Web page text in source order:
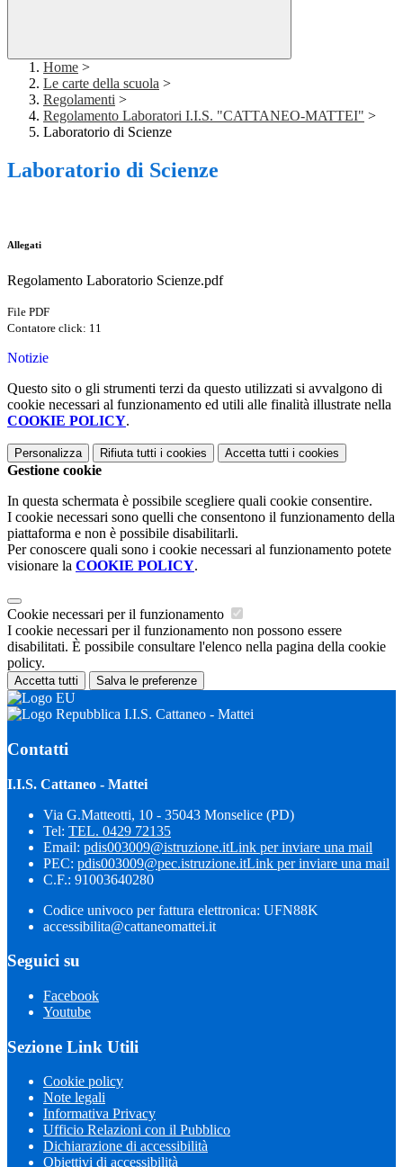
Home >
Le carte della scuola >
Regolamenti >
Regolamento Laboratori I.I.S. "CATTANEO-MATTEI" >
Laboratorio di Scienze
Laboratorio di Scienze
Allegati
Regolamento Laboratorio Scienze.pdf
File PDF
Contatore click: 11
Notizie
Questo sito o gli strumenti terzi da questo utilizzati si avvalgono di
cookie necessari al funzionamento ed utili alle finalità illustrate nella
COOKIE POLICY.
Personalizza Rifiuta tutti i cookies Accetta tutti i cookies
Gestione cookie
In questa schermata è possibile scegliere quali cookie consentire.
I cookie necessari sono quelli che consentono il funzionamento della
piattaforma e non è possibile disabilitarli.
Per conoscere quali sono i cookie necessari al funzionamento potete
visionare la COOKIE POLICY.
Cookie necessari per il funzionamento
I cookie necessari per il funzionamento non possono essere
disabilitati. È possibile consultare l'elenco nella pagina della cookie
policy.
Accetta tutti Salva le preferenze
I.I.S. Cattaneo - Mattei
Contatti
I.I.S. Cattaneo - Mattei
Via G.Matteotti, 10 - 35043 Monselice (PD)
Tel: TEL. 0429 72135
Email: pdis003009@istruzione.itLink per inviare una mail
PEC: pdis003009@pec.istruzione.itLink per inviare una mail
C.F.: 91003640280
Codice univoco per fattura elettronica: UFN88K
accessibilita@cattaneomattei.it
Seguici su
Facebook
Youtube
Sezione Link Utili
Cookie policy
Note legali
Informativa Privacy
Ufficio Relazioni con il Pubblico
Dichiarazione di accessibilità
Obiettivi di accessibilità